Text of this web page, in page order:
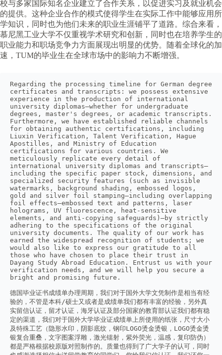
校与多家国际知名企业建立了合作关系，以促进实习及就业机会
的提供。这种企业合作的模式使得学生在实际工作中能够应用所
学知识，同时也为他们未来的职业生涯铺平了道路。综合来看，
慕尼黑工业大学不仅重视学术研究和创新，同时也在培养学生的
职业能力和职场竞争力方面展现出明显的优势。随着全球化的加
速，TUM的毕业生在全球市场中的影响力不断增强。
Regarding the processing timeline for German degree
certificates and transcripts: we possess extensive
experience in the production of international
university diplomas—whether for undergraduate
degrees, master's degrees, or academic transcripts.
Furthermore, we have established reliable channels
for obtaining authentic certifications, including
Liuxin Verification, Talent Verification, Hague
Apostilles, and Ministry of Education
certifications for various countries. We
meticulously replicate every detail of
international university diplomas and transcripts—
including the specific paper stock, dimensions, and
specialized security features (such as invisible
watermarks, background shading, embossed logos,
gold and silver foil stamping—including overlapping
foil effects—embossed text and patterns, laser
holograms, UV fluorescence, heat-sensitive
elements, and anti-copying safeguards)—by strictly
adhering to the specifications of the original
university documents. The quality of our work has
earned the widespread recognition of students; we
would also like to express our gratitude to all
those who have chosen to place their trust in
Dayang Study Abroad Education. Entrust us with your
verification needs, and we will help you secure a
bright and promising future.
德国毕业证书成绩单办理周期，我们对于国外大学文凭制作是相当有经
验的，不管是本科/硕士又或者是成绩单我们都有丰富的经验，另外真
实留信认证，留才认证，海牙认证及部分国家的教育部认证我们都有稳
定的渠道，我们对于国外大学毕业证成绩单上所使用的纸张，尺寸大小
及特殊工艺（隐形水印，阴影底纹，钢印LOGO烫金烫银，LOGO烫金烫
银复合重叠，文字图案浮雕，激光镭射，紫外荧光，温感，复印防伪）
都是严格根据校原版对照制作的。质量也得到了广大学子的认可，同时